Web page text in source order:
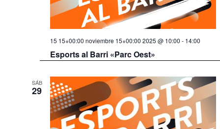
15 15+00:00 noviembre 15+00:00 2025 @ 10:00 - 14:00
Esports al Barri «Parc Oest»
SÁB
29